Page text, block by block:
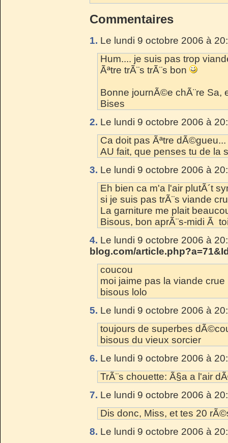
Commentaires
1. Le lundi 9 octobre 2006 à
Hum.... je suis pas trop
Ãªtre trÃ¨s trÃ¨s bon
Bonne journÃ©e chÃ¨re Sa,
Bises
2. Le lundi 9 octobre 2006 à
Ca doit pas Ãªtre dÃ©gueu...
AU fait, que penses tu de la
3. Le lundi 9 octobre 2006 à
Eh bien ca m'a l'air plutÃ´t
si je suis pas trÃ¨s viande
La garniture me plait
Bisous, bon aprÃ¨s-midi Ã
4. Le lundi 9 octobre 2006 à
blog.com/
coucou
moi jaime pas la viande crue
bisous lolo
5. Le lundi 9 octobre 2006 à
toujours de superbes
bisous du vieux sorcier
6. Le lundi 9 octobre 2006 à
TrÃ¨s chouette: Ã§a a l'air
7. Le lundi 9 octobre 2006 à
Dis donc, Miss, et tes 20
8. Le lundi 9 octobre 2006 à